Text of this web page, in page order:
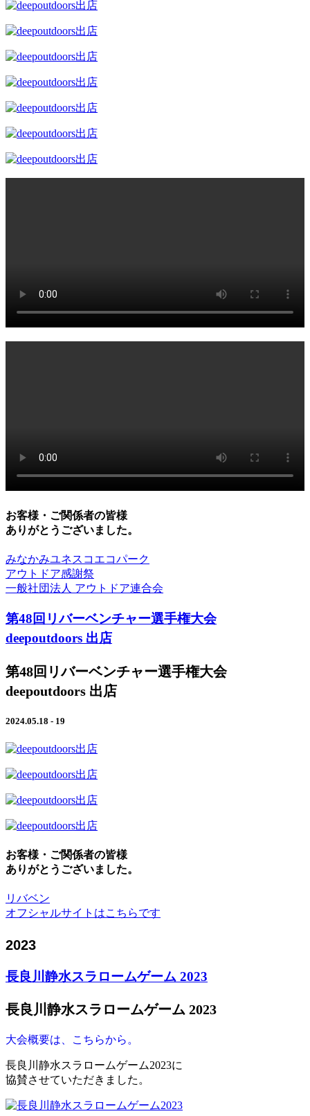
お客様・ご関係者の皆様
ありがとうございました。
みなかみユネスコエコパーク
アウトドア感謝祭
一般社団法人 アウトドア連合会
第48回リバーベンチャー選手権大会
deepoutdoors 出店
第48回リバーベンチャー選手権大会
deepoutdoors 出店
2024.05.18 - 19
お客様・ご関係者の皆様
ありがとうございました。
リバベン
オフシャルサイトはこちらです
2023
長良川静水スラロームゲーム 2023
長良川静水スラロームゲーム 2023
大会概要は、こちらから。
長良川静水スラロームゲーム2023に
協賛させていただきました。